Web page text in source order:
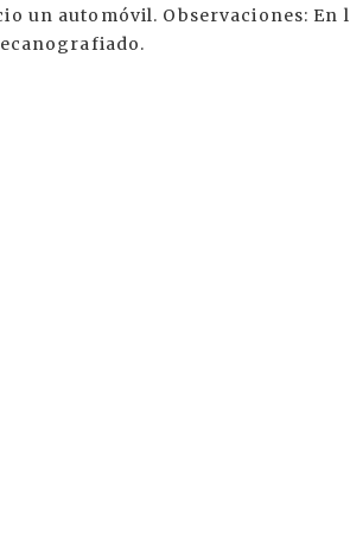
un automóvil. Observaciones: En